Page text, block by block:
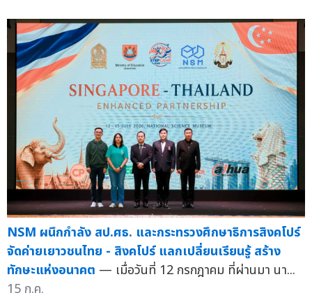
NSM ผนึกกำลัง สป.ศธ. และกระทรวงศึกษาธิการสิงคโปร์
จัดค่ายเยาวชนไทย - สิงคโปร์ แลกเปลี่ยนเรียนรู้ สร้าง
ทักษะแห่งอนาคต — เมื่อวันที่ 12 กรกฎาคม ที่ผ่านมา นา...
15 ก.ค.